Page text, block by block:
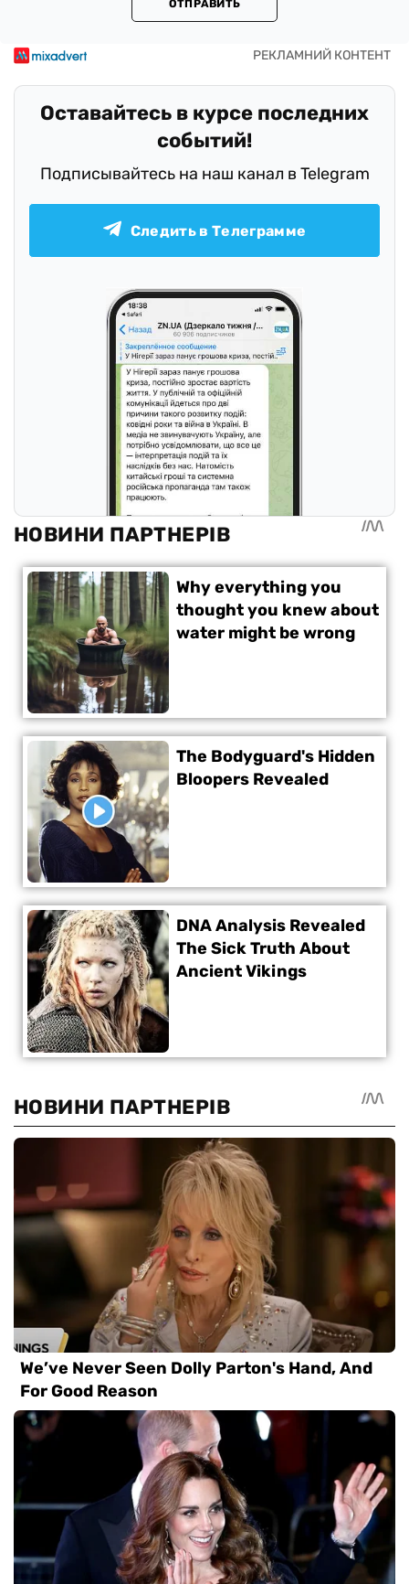
ОТПРАВИТЬ
Оставайтесь в курсе последних
событий!
Подписывайтесь на наш канал в Telegram
Следить в Телеграмме